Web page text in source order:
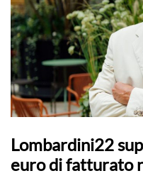
Lombardini22
euro di fatturato